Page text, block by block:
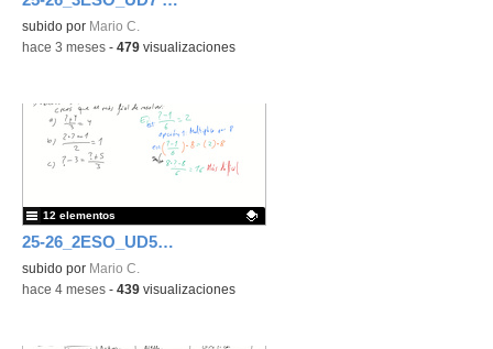
Contenido educativo.
subido por Mario C.
-hace 3 meses - 479 visualizaciones
25-26_2ESO_UD5_Ecuaciones
Contenido educativo.
subido por Mario C.
12 elementos
-hace 4 meses - 439 visualizaciones